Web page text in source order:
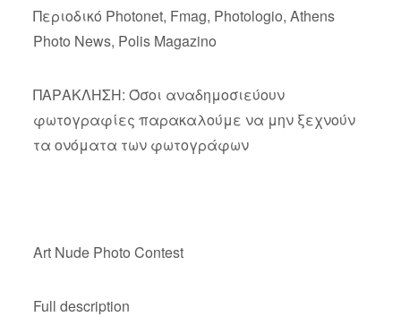
Περιοδικό Photonet, Fmag, Photologio, Athens
Photo News, Polis Magazino
ΠΑΡΑΚΛΗΣΗ: Όσοι αναδημοσιεύουν
φωτογραφίες παρακαλούμε να μην ξεχνούν
τα ονόματα των φωτογράφων
Art Nude Photo Contest
Full description